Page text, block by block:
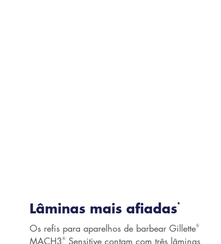
Lâminas mais afiadas*
Os refis para aparelhos de barbear Gillette®
MACH3® Sensitive contam com três lâminas